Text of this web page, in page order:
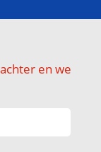
en we